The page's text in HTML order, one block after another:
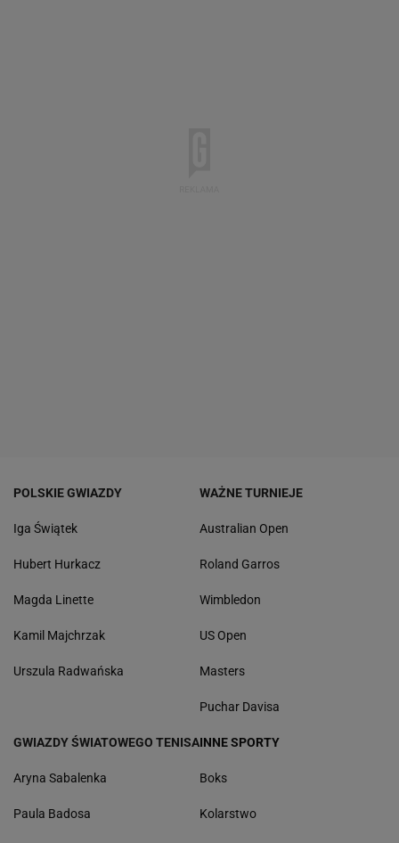
POLSKIE GWIAZDY
Iga Świątek
Hubert Hurkacz
Magda Linette
Kamil Majchrzak
Urszula Radwańska
WAŻNE TURNIEJE
Australian Open
Roland Garros
Wimbledon
US Open
Masters
Puchar Davisa
GWIAZDY ŚWIATOWEGO TENISA
Aryna Sabalenka
Paula Badosa
INNE SPORTY
Boks
Kolarstwo